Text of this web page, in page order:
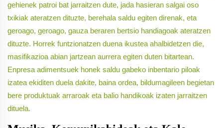
gehienek patroi bat jarraitzen dute, jada hasieran salgai oso
txikiak ateratzen dituzte, berehala saldu egiten direnak, eta
geroago, geroago, gauza beraren bertsio handiagoak ateratzen
dituzte. Horrek funtzionatzen duena ikustea ahalbidetzen die,
masifikazioa abian jartzean aurrera egiten duten bitartean.
Enpresa adimentsuek honek saldu gabeko inbentario piloak
izatea ekiditen duela dakite, baina ordea, bildumagileen begietan
bere produktuak arraroak eta balio handikoak izaten jarraitzen
dituela.